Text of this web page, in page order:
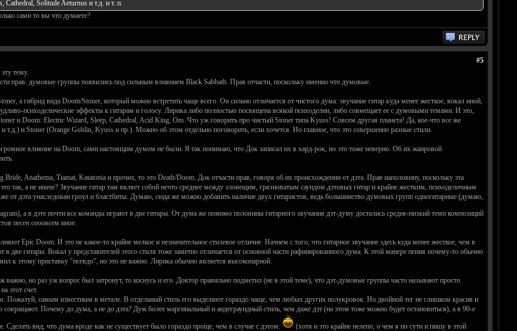
Cathedral, Solitude Aeturnus и т.д. и т. п.
сами то вы что думаете?
#5
тему.
прав: думовые группы появились под сильным влиянием Black Sabbath. Прав отчасти, поскольку именно что думовые.
а гибрид вида Doom/Stoner, который можно встретить чаще всего. Он сильно отличается от чистого дума: звучание гитар куда менее жесткое, вокал иной,
психоделические эффекты к гитарам и голосу. Лирика либо полностью посвящена всякой психоделии, либо совмещает ее с думовыми темами. И это,
и Doom: Electric Wizard, Sleep, Cathedral, Acid King, Om. Что уж говорить про чистый Stoner типа Kyuss! Совсем другая планета! Да, кое-что все же
т.д.) и Stoner (Orange Goblin, Kyuss и пр.). Можно об этом отдельно поговорить, если хочется. Но главное, что это совершенно разные стили.
влияние на Doom, сами настоящим думом не были. Я так понимаю, что Док записал их в хард-рок, но это тоже неверно. Об их жанровой
Anathema, Tiamat, Katatonia и прочих, то это Death/Doom. Док отчасти прав, говоря об их происхождении от дэта. Прав наполовину, поскольку эта
так, а не иначе? Звучание гитар там являет собой нечто среднее между зловещим, грязноватым саундом дэтовых гитар и крайне жестким, психоделичным
дэта унаследован гроул и бластбиты. Думаю, сюда же можно добавить наличие двух гитаристов, ведь большинство думовых групп одногитарные (думаю,
а в дэте почти все команды играют в две гитары. От дума же помимо половины гитарного звучания дэт-думу достались средне-низкий темп композиций
песен сооовсем иное.
Epic Doom. И это не какое-то крайне мелкое и незначительное стилевое отличие. Начнем с того, что гитарное звучание здесь куда менее жесткое, чем в
гитары. Вокал у представителей этого стиля тоже заметно отличается от основной части рафинированного дума. К этой манере пения почему-то обычно
к этому приставку "псевдо", но это не важно. Лирика обычно является высокопарной.
важно, но раз уж вопрос был затронут, то коснусь и его. Доктор правильно подметил (не в этой теме), что дэт-думовые группы часто называют просто
этот счет.
Пожалуй, самым известным в метале. В отдельный стиль его выделяют гораздо чаще, чем любых других полукровок. Но двойной тег не слишком красив и
сокращают. Почему до дума, а не до дэта? Дум более маргинальный и андеграундный стиль, чем даже дэт (на этом тоже можно будет остановиться), а в 90-е
Сделать вид, что дума вроде как не существует было гораздо проще, чем в случае с дэтом.
(хотя и это крайне нелепо, о чем я по сути и пишу в этой